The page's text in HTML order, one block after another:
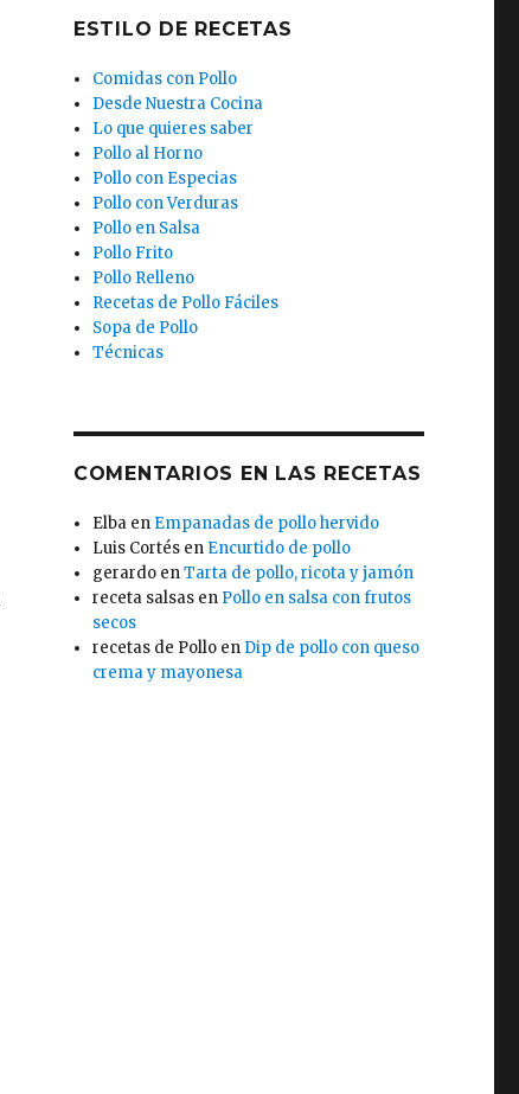
ESTILO DE RECETAS
Comidas con Pollo
Desde Nuestra Cocina
Lo que quieres saber
Pollo al Horno
Pollo con Especias
Pollo con Verduras
Pollo en Salsa
Pollo Frito
Pollo Relleno
Recetas de Pollo Fáciles
Sopa de Pollo
Técnicas
COMENTARIOS EN LAS RECETAS
Elba en Empanadas de pollo hervido
Luis Cortés en Encurtido de pollo
gerardo enTarta de pollo, ricota y jamón
receta salsas en Pollo en salsa con frutos
secos
recetas de Pollo en Dip de pollo con queso
crema y mayonesa